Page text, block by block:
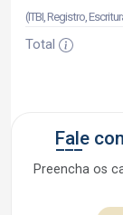
(ITBI, Registro,
Total
Fale
Preencha os